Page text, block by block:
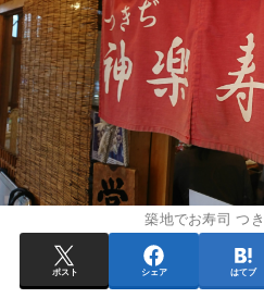
築地でお寿司 つ
ポスト シェア はてブ